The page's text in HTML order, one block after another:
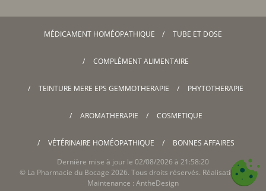
MÉDICAMENT HOMÉOPATHIQUE TUBE ET DOSE
COMPLÉMENT ALIMENTAIRE
TEINTURE MERE EPS GEMMOTHERAPIE PHYTOTHERAPIE
AROMATHERAPIE COSMETIQUE
VÉTÉRINAIRE HOMÉOPATHIQUE
BONNES AFFAIRES
Dernière mise à jour le 02/08/2026 à 21:58:20
© La Pharmacie du Bocage 2026. Tous droits réservés. Réalisation &
Maintenance : AntheDesign